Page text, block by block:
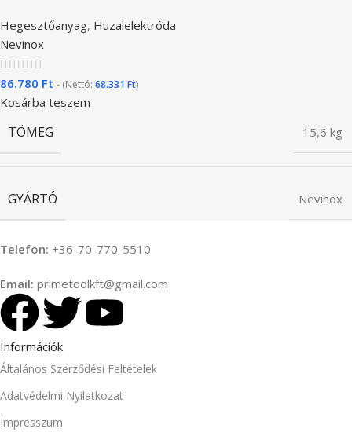
Hegesztőanyag, Huzalelektróda
Nevinox
86.780 Ft - (Nettó: 68.331 Ft)
Kosárba teszem
TÖMEG 15,6 kg
GYÁRTÓ Nevinox
Telefon: +36-70-770-5510
Email: primetoolkft@gmail.com
Információk
Általános Szerződési Feltételek
Adatvédelmi Nyilatkozat
Impresszum